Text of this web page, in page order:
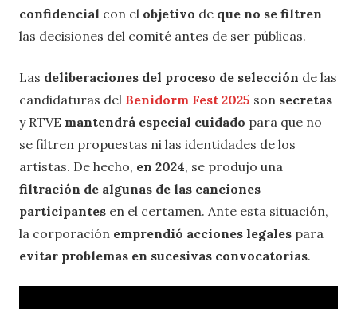
confidencial con el objetivo de que no se filtren
las decisiones del comité antes de ser públicas.
Las deliberaciones del proceso de selección de las
candidaturas del Benidorm Fest 2025 son secretas
y RTVE mantendrá especial cuidado para que no
se filtren propuestas ni las identidades de los
artistas. De hecho, en 2024, se produjo una
filtración de algunas de las canciones
participantes en el certamen. Ante esta situación,
la corporación emprendió acciones legales para
evitar problemas en sucesivas convocatorias.